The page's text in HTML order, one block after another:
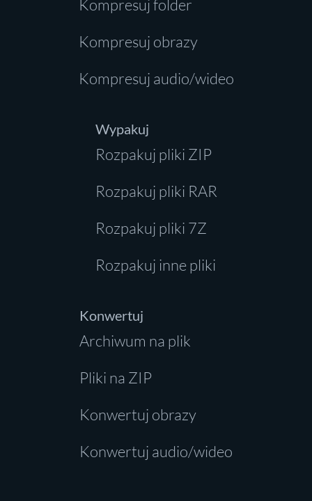
Kompresuj folder
Kompresuj obrazy
Kompresuj audio/wideo
Wypakuj
Rozpakuj pliki ZIP
Rozpakuj pliki RAR
Rozpakuj pliki 7Z
Rozpakuj inne pliki
Konwertuj
Archiwum na plik
Pliki na ZIP
Konwertuj obrazy
Konwertuj audio/wideo